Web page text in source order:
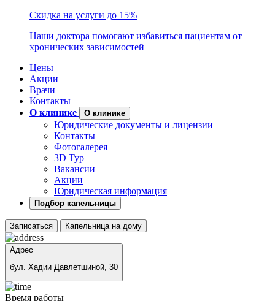
Скидка на услуги до 15%
Наши доктора помогают избавиться пациентам от
хронических зависимостей
Цены
Акции
Врачи
Контакты
О клинике
О клинике
Юридические документы и лицензии
Контакты
Фотогалерея
3D Тур
Вакансии
Акции
Юридическая информация
Подбор капельницы
Записаться Капельница на дому
Адрес
бул. Хадии Давлетшиной, 30
Время работы